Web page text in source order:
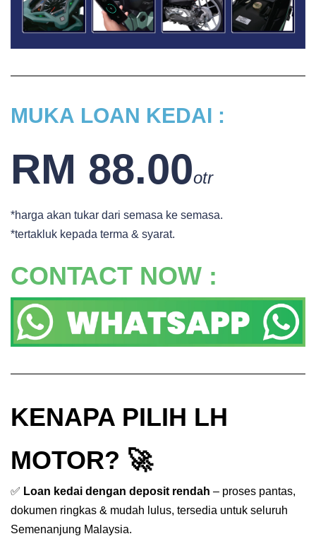
MUKA LOAN KEDAI :
RM 88.00otr
*harga akan tukar dari semasa ke semasa.
*tertakluk kepada terma & syarat.
CONTACT NOW :
KENAPA PILIH LH
MOTOR? 🚀
✅ Loan kedai dengan deposit rendah – proses pantas,
dokumen ringkas & mudah lulus, tersedia untuk seluruh
Semenanjung Malaysia.